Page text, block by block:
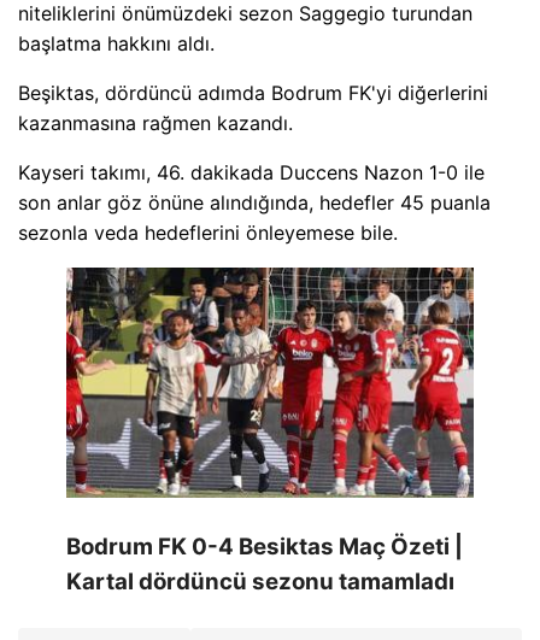
niteliklerini önümüzdeki sezon Saggegio turundan
başlatma hakkını aldı.
Beşiktas, dördüncü adımda Bodrum FK'yi diğerlerini
kazanmasına rağmen kazandı.
Kayseri takımı, 46. dakikada Duccens Nazon 1-0 ile
son anlar göz önüne alındığında, hedefler 45 puanla
sezonla veda hedeflerini önleyemese bile.
Bodrum FK 0-4 Besiktas Maç Özeti |
Kartal dördüncü sezonu tamamladı